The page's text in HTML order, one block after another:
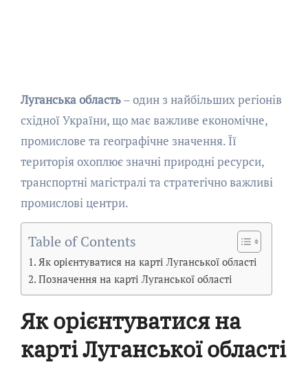
Луганська область– один з найбільших регіонів
східної України, що має важливе економічне,
промислове та географічне значення. Її
територія охоплює значні природні ресурси,
транспортні магістралі та стратегічно важливі
промислові центри.
Table of Contents
Як орієнтуватися на карті Луганської області
Позначення на карті Луганської області
Як орієнтуватися на
карті Луганської області